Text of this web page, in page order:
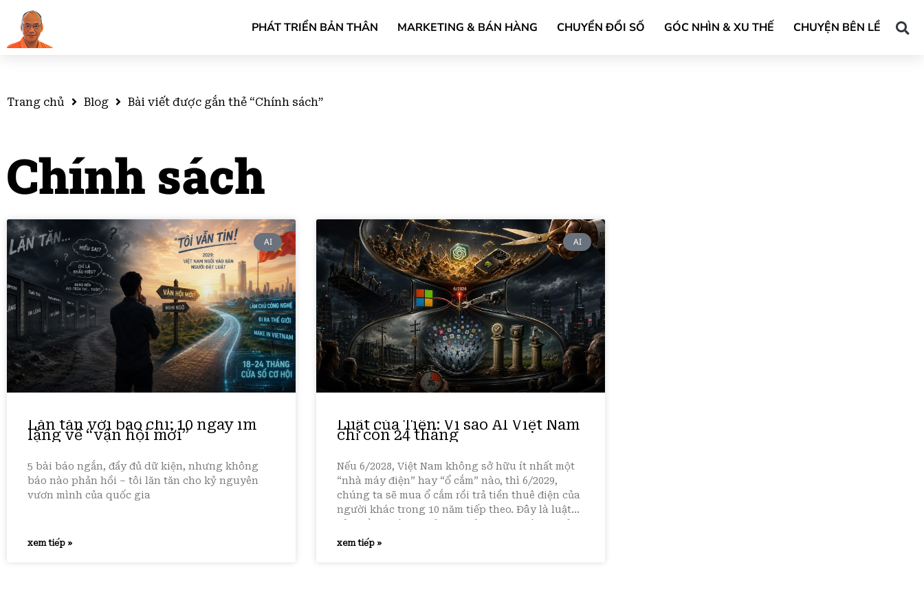
PHÁT TRIỂN BẢN THÂN MARKETING & BÁN HÀNG CHUYỂN ĐỔI SỐ GÓC NHÌN & XU THẾ CHUYỆN BÊN LỀ
Trang chủ Blog Bài viết được gắn thẻ “Chính sách”
Chính sách
AI
Lăn tăn với báo chí: 10 ngày im
lặng về “vận hội mới”
5 bài báo ngắn, đầy đủ dữ kiện, nhưng không
báo nào phản hồi – tôi lăn tăn cho kỷ nguyên
vươn mình của quốc gia
xem tiếp »
AI
Luật của Tiền: Vì sao AI Việt Nam
chỉ còn 24 tháng
Nếu 6/2028, Việt Nam không sở hữu ít nhất một
“nhà máy điện” hay “ổ cắm” nào, thì 6/2029,
chúng ta sẽ mua ổ cắm rồi trả tiền thuê điện của
người khác trong 10 năm tiếp theo. Đây là luật
luật của gov.
xem tiếp »